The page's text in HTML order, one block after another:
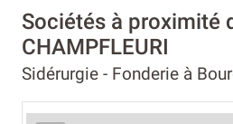
Sociétés à proximité
CHAMPFLEURI
Sidérurgie - Fonderie à